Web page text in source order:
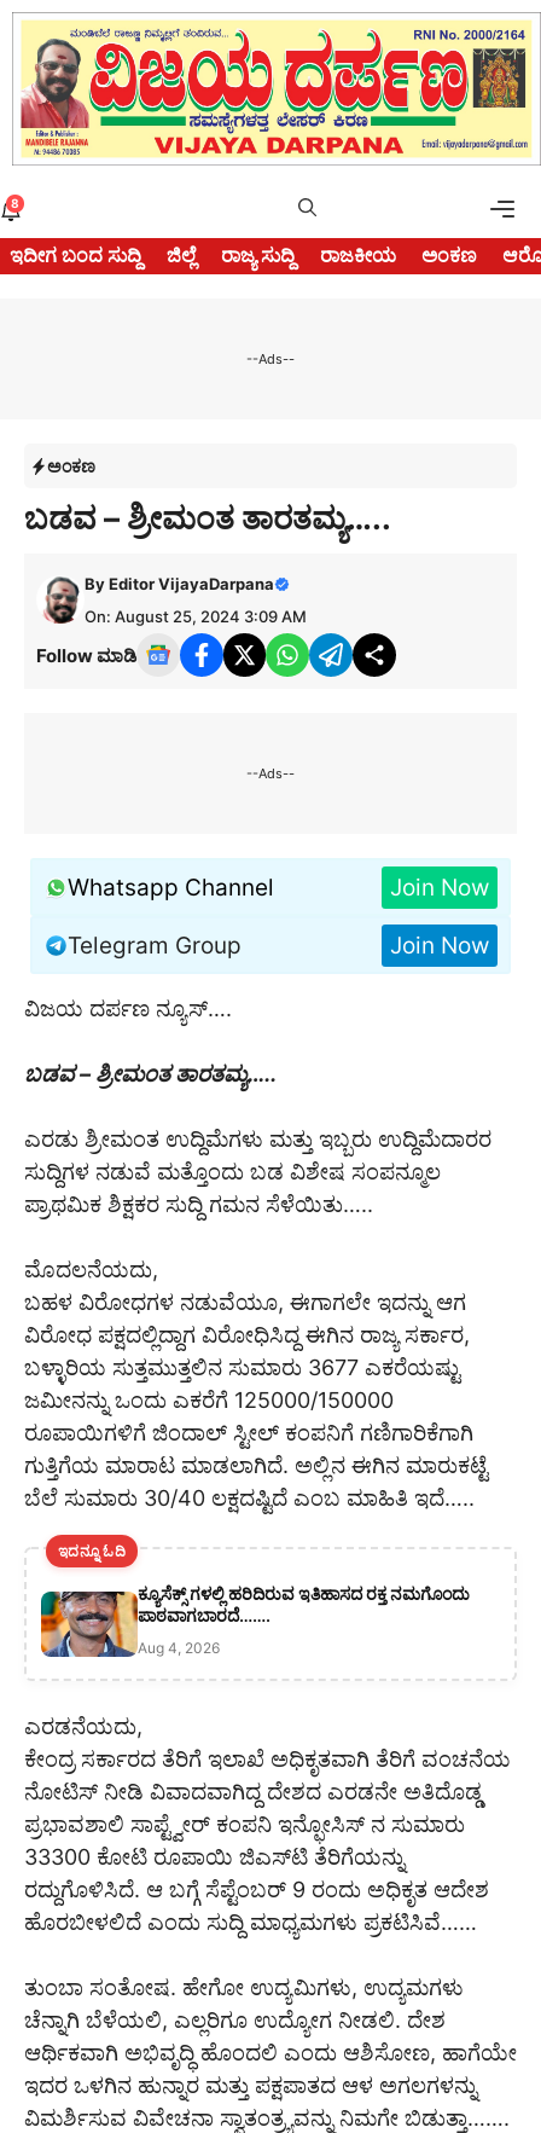
Skip
content
8
ಇದೀಗ ಬಂದ ಸುದ್ದಿ ಜಿಲ್ಲೆ ರಾಜ್ಯ ಸುದ್ದಿ ರಾಜಕೀಯ ಅಂಕಣ
--Ads--
ಅಂಕಣ
ಬಡವ – ಶ್ರೀಮಂತ ತಾರತಮ್ಯ…..
ByEditor VijayaDarpana
On: August 25, 2024 3:09 AM
Follow ಮಾಡಿ
--Ads--
Whatsapp Channel Join Now
Telegram Group Join Now
ವಿಜಯ ದರ್ಪಣ ನ್ಯೂಸ್….
ಬಡವ – ಶ್ರೀಮಂತ ತಾರತಮ್ಯ…..
ಎರಡು ಶ್ರೀಮಂತ ಉದ್ದಿಮೆಗಳು ಮತ್ತು ಇಬ್ಬರು ಉದ್ದಿಮೆದಾರರ
ಸುದ್ದಿಗಳ ನಡುವೆ ಮತ್ತೊಂದು ಬಡ ವಿಶೇಷ ಸಂಪನ್ಮೂಲ
ಪ್ರಾಥಮಿಕ ಶಿಕ್ಷಕರ ಸುದ್ದಿ ಗಮನ ಸೆಳೆಯಿತು…..
ಮೊದಲನೆಯದು,
ಬಹಳ ವಿರೋಧಗಳ ನಡುವೆಯೂ, ಈಗಾಗಲೇ ಇದನ್ನು ಆಗ
ವಿರೋಧ ಪಕ್ಷದಲ್ಲಿದ್ದಾಗ ವಿರೋಧಿಸಿದ್ದ ಈಗಿನ ರಾಜ್ಯ ಸರ್ಕಾರ,
ಬಳ್ಳಾರಿಯ ಸುತ್ತಮುತ್ತಲಿನ ಸುಮಾರು 3677 ಎಕರೆಯಷ್ಟು
ಜಮೀನನ್ನು ಒಂದು ಎಕರೆಗೆ 125000/150000
ರೂಪಾಯಿಗಳಿಗೆ ಜಿಂದಾಲ್ ಸ್ಟೀಲ್ ಕಂಪನಿಗೆ ಗಣಿಗಾರಿಕೆಗಾಗಿ
ಗುತ್ತಿಗೆಯ ಮಾರಾಟ ಮಾಡಲಾಗಿದೆ. ಅಲ್ಲಿನ ಈಗಿನ ಮಾರುಕಟ್ಟೆ
ಬೆಲೆ ಸುಮಾರು 30/40 ಲಕ್ಷದಷ್ಟಿದೆ ಎಂಬ ಮಾಹಿತಿ ಇದೆ…..
ಇದನ್ನೂ ಓದಿ
ಕ್ಯೂಸೆಕ್ಸ್ ಗಳಲ್ಲಿ ಹರಿದಿರುವ ಇತಿಹಾಸದ ರಕ್ತ ನಮಗೊಂದು
ಪಾಠವಾಗಬಾರದೆ…….
Aug 4, 2026
ಎರಡನೆಯದು,
ಕೇಂದ್ರ ಸರ್ಕಾರದ ತೆರಿಗೆ ಇಲಾಖೆ ಅಧಿಕೃತವಾಗಿ ತೆರಿಗೆ ವಂಚನೆಯ
ನೋಟಿಸ್ ನೀಡಿ ವಿವಾದವಾಗಿದ್ದ ದೇಶದ ಎರಡನೇ ಅತಿದೊಡ್ಡ
ಪ್ರಭಾವಶಾಲಿ ಸಾಪ್ಟ್ವೇರ್ ಕಂಪನಿ ಇನ್ಫೋಸಿಸ್ ನ ಸುಮಾರು
33300 ಕೋಟಿ ರೂಪಾಯಿ ಜಿಎಸ್‌ಟಿ ತೆರಿಗೆಯನ್ನು
ರದ್ದುಗೊಳಿಸಿದೆ. ಆ ಬಗ್ಗೆ ಸೆಪ್ಟೆಂಬರ್ 9 ರಂದು ಅಧಿಕೃತ ಆದೇಶ
ಹೊರಬೀಳಲಿದೆ ಎಂದು ಸುದ್ದಿ ಮಾಧ್ಯಮಗಳು ಪ್ರಕಟಿಸಿವೆ……
ತುಂಬಾ ಸಂತೋಷ. ಹೇಗೋ ಉದ್ಯಮಿಗಳು, ಉದ್ಯಮಗಳು
ಚೆನ್ನಾಗಿ ಬೆಳೆಯಲಿ, ಎಲ್ಲರಿಗೂ ಉದ್ಯೋಗ ನೀಡಲಿ. ದೇಶ
ಆರ್ಥಿಕವಾಗಿ ಅಭಿವೃದ್ಧಿ ಹೊಂದಲಿ ಎಂದು ಆಶಿಸೋಣ, ಹಾಗೆಯೇ
ಇದರ ಒಳಗಿನ ಹುನ್ನಾರ ಮತ್ತು ಪಕ್ಷಪಾತದ ಆಳ ಅಗಲಗಳನ್ನು
ವಿಮರ್ಶಿಸುವ ವಿವೇಚನಾ ಸ್ವಾತಂತ್ರ್ಯವನ್ನು ನಿಮಗೇ ಬಿಡುತ್ತಾ…….